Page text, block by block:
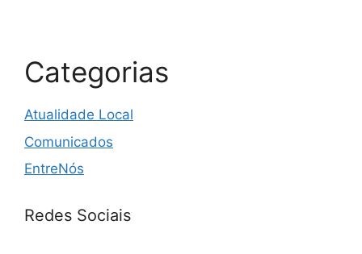
Categorias
Atualidade Local
Comunicados
EntreNós
Redes Sociais